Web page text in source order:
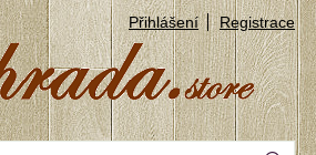
Přihlášení Registrace